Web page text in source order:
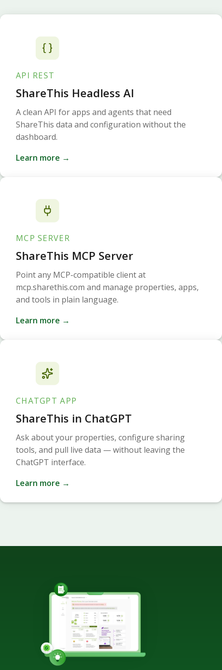
API REST
ShareThis Headless AI
A clean API for apps and agents that need
ShareThis data and configuration without the
dashboard.
Learn more →
MCP SERVER
ShareThis MCP Server
Point any MCP-compatible client at
mcp.sharethis.com and manage properties, apps,
and tools in plain language.
Learn more →
CHATGPT APP
ShareThis in ChatGPT
Ask about your properties, configure sharing
tools, and pull live data — without leaving the
ChatGPT interface.
Learn more →